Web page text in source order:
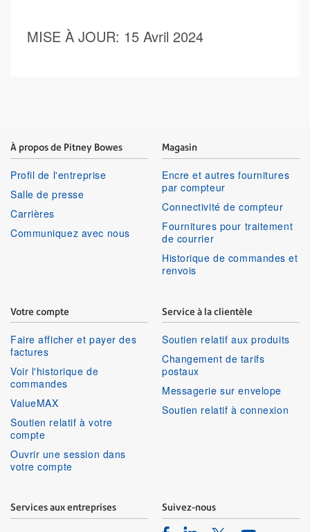
MISE À JOUR: 15 Avril 2024
À propos de Pitney Bowes
Profil de l'entreprise
Salle de presse
Carrières
Communiquez avec nous
Magasin
Encre et autres fournitures
par compteur
Connectivité de compteur
Fournitures pour traitement
de courrier
Historique de commandes et
renvois
Votre compte
Faire afficher et payer des
factures
Voir l'historique de
commandes
ValueMAX
Soutien relatif à votre
compte
Ouvrir une session dans
votre compte
Service à la clientèle
Soutien relatif aux produits
Changement de tarifs
postaux
Messagerie sur envelope
Soutien relatif à connexion
Services aux entreprises Suivez-nous